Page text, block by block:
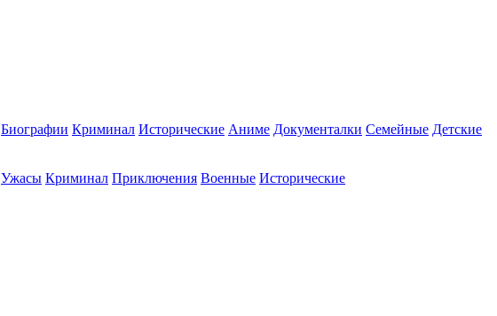
Биографии Криминал Исторические Аниме Документалки Семейные Детские
Ужасы Криминал Приключения Военные Исторические